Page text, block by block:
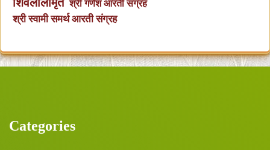
श्री गणेश आरती संग्रह
श्री स्वामी समर्थ आरती संग्रह
Categories